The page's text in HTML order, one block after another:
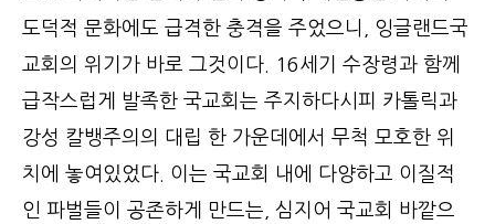
도덕적 문화에도 급격한 충격을 주었으니, 잉글랜드국
교회의 위기가 바로 그것이다. 16세기 수장령과 함께
급작스럽게 발족한 국교회는 주지하다시피 카톨릭과
강성 칼뱅주의의 대립 한 가운데에서 무척 모호한 위
치에 놓여있었다. 이는 국교회 내에 다양하고 이질적
인 파벌들이 공존하게 만드는, 심지어 국교회 바깥으